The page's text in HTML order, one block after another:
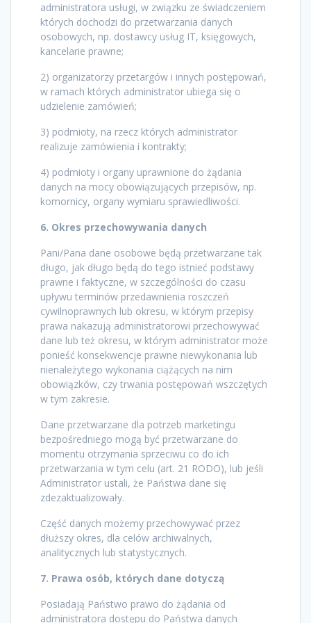
administratora usługi, w związku ze świadczeniem
których dochodzi do przetwarzania danych
osobowych, np. dostawcy usług IT, księgowych,
kancelarie prawne;
2) organizatorzy przetargów i innych postępowań,
w ramach których administrator ubiega się o
udzielenie zamówień;
3) podmioty, na rzecz których administrator
realizuje zamówienia i kontrakty;
4) podmioty i organy uprawnione do żądania
danych na mocy obowiązujących przepisów, np.
komornicy, organy wymiaru sprawiedliwości.
6. Okres przechowywania danych
Pani/Pana dane osobowe będą przetwarzane tak
długo, jak długo będą do tego istnieć podstawy
prawne i faktyczne, w szczególności do czasu
upływu terminów przedawnienia roszczeń
cywilnoprawnych lub okresu, w którym przepisy
prawa nakazują administratorowi przechowywać
dane lub też okresu, w którym administrator może
ponieść konsekwencje prawne niewykonania lub
nienależytego wykonania ciążących na nim
obowiązków, czy trwania postępowań wszczętych
w tym zakresie.
Dane przetwarzane dla potrzeb marketingu
bezpośredniego mogą być przetwarzane do
momentu otrzymania sprzeciwu co do ich
przetwarzania w tym celu (art. 21 RODO), lub jeśli
Administrator ustali, że Państwa dane się
zdezaktualizowały.
Część danych możemy przechowywać przez
dłuższy okres, dla celów archiwalnych,
analitycznych lub statystycznych.
7. Prawa osób, których dane dotyczą
Posiadają Państwo prawo do żądania od
administratora dostępu do Państwa danych